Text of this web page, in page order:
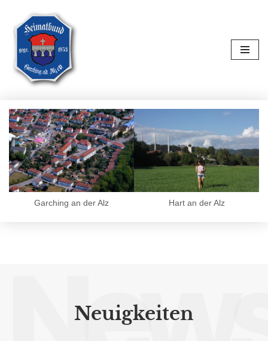
Zum
Inhalt
springen
Garching an der Alz Hart an der Alz
Neuigkeiten